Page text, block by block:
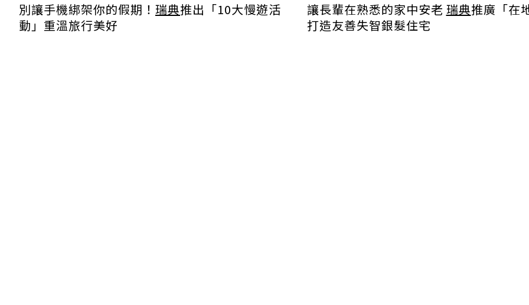
別讓手機綁架你的假期！ 瑞典推出「10大慢遊活
動」重溫旅行美好
讓長輩在熟悉的家中安老 瑞典推廣「在
打造友善失智銀髮住宅